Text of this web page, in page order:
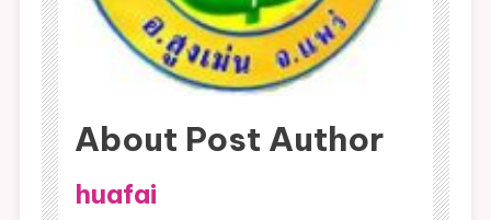
About Post Author
huafai